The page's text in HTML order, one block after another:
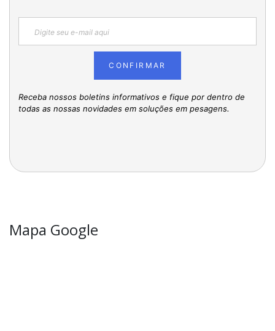
CONFIRMAR
Receba nossos boletins informativos e fique por dentro de
todas as nossas novidades em soluções em pesagens.
Mapa Google